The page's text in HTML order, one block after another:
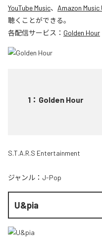
YouTube Music、 Amazon
聴くことができる。
各配信サービス： Golden Hour
1 ： Golden Hour
S.T.A.R.S Entertainment
ジャンル： J-Pop
U&pia